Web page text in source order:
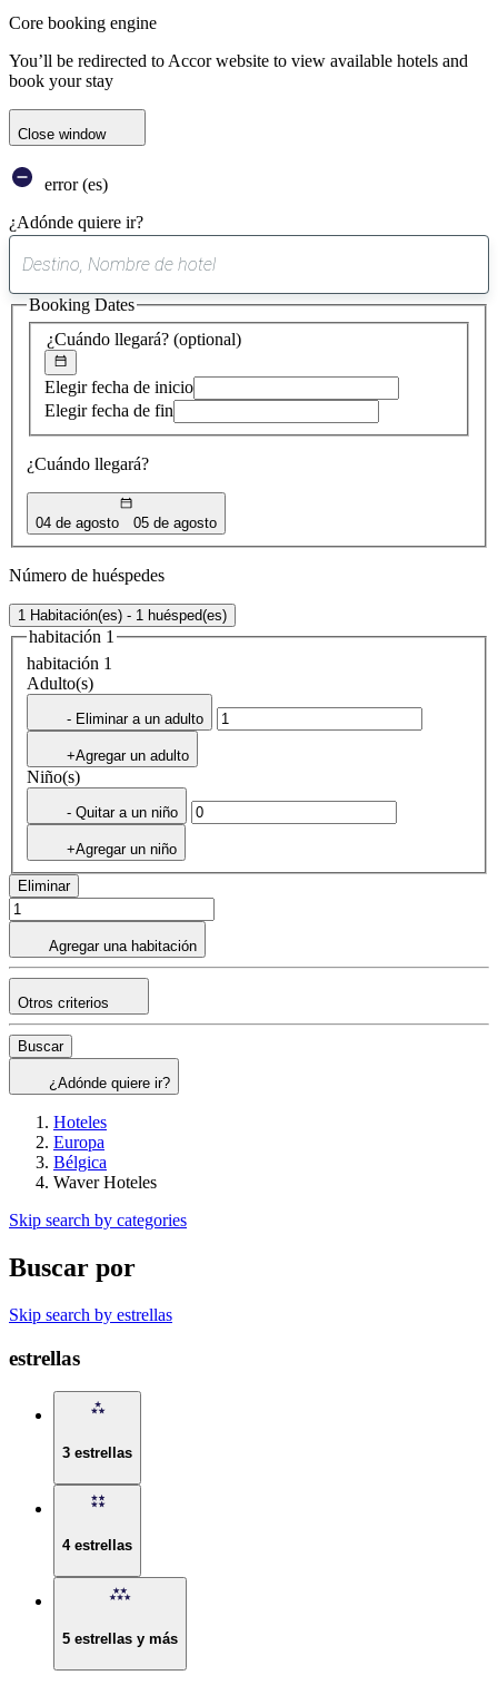
Core booking engine
You’ll be redirected to Accor website to view available hotels and
book your stay
Close window
error (es)
¿Adónde quiere ir?
sugerencia
encontrada
¿Cuándo llegará? (optional)
Elegir fecha de inicio
Elegir fecha de fin
¿Cuándo llegará?
04 de agosto 05 de agosto
Booking Dates
Número de huéspedes
1 Habitación(es) - 1 huésped(es)
habitación 1
habitación 1
Adulto(s)
- Eliminar a un adulto
+Agregar un adulto
Niño(s)
- Quitar a un niño
+Agregar un niño
Eliminar
Agregar una habitación
Otros criterios
Buscar
¿Adónde quiere ir?
Hoteles
Europa
Bélgica
Waver Hoteles
Skip search by categories
Buscar por
Skip search by estrellas
estrellas
3 estrellas
4 estrellas
5 estrellas y más